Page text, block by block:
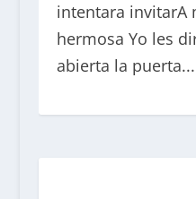
intentara invitarA
hermosa Yo les
abierta la puerta...